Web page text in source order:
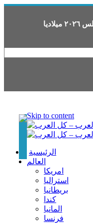
٢٠٢٦ ميلاديا
Skip to content
الرئيسية
العالم
امريكا
استراليا
بريطانيا
كندا
المانيا
فرنسا